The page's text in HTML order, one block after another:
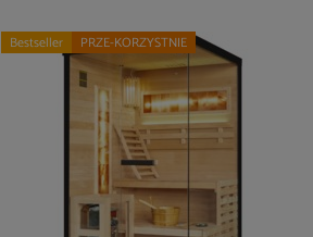
Bestseller PRZE-KORZYSTNIE